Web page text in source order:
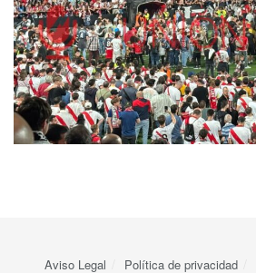
Aviso Legal Política de privacidad